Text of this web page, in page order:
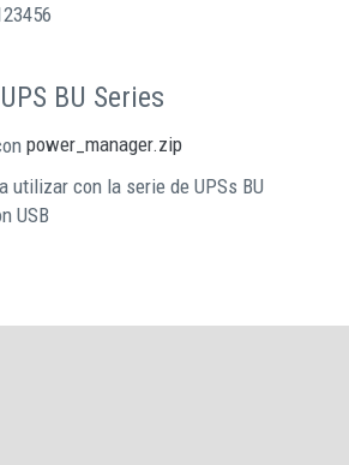
BU Series
power_manager.zip
utilizar con la serie de UPSs BU
USB